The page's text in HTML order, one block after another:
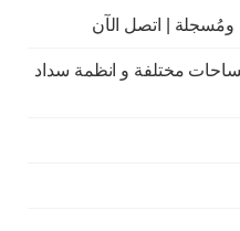
ومُسجلة | اتصل الآن
مختلفة و انظمة سداد